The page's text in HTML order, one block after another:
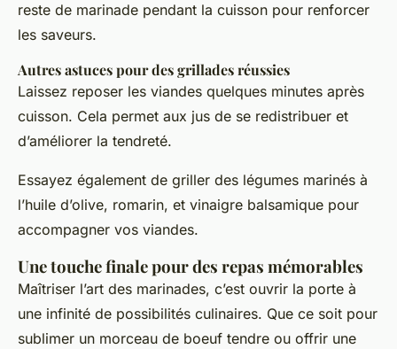
reste de marinade pendant la cuisson pour renforcer
les saveurs.
Autres astuces pour des grillades réussies
Laissez reposer les viandes quelques minutes après
cuisson. Cela permet aux jus de se redistribuer et
d’améliorer la tendreté.
Essayez également de griller des légumes marinés à
l’huile d’olive, romarin, et vinaigre balsamique pour
accompagner vos viandes.
Une touche finale pour des repas mémorables
Maîtriser l’art des marinades, c’est ouvrir la porte à
une infinité de possibilités culinaires. Que ce soit pour
sublimer un morceau de boeuf tendre ou offrir une